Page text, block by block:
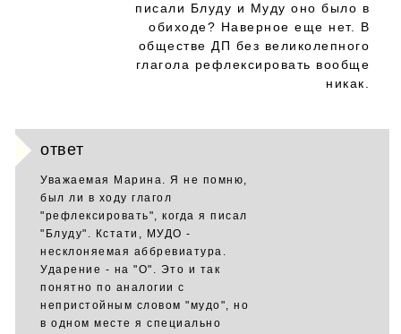
писали Блуду и Муду оно было в
обиходе? Наверное еще нет. В
обществе ДП без великолепного
глагола рефлексировать вообще
никак.
ответ
Уважаемая Марина. Я не помню,
был ли в ходу глагол
"рефлексировать", когда я писал
"Блуду". Кстати, МУДО -
несклоняемая аббревиатура.
Ударение - на "О". Это и так
понятно по аналогии с
непристойным словом "мудо", но
в одном месте я специально